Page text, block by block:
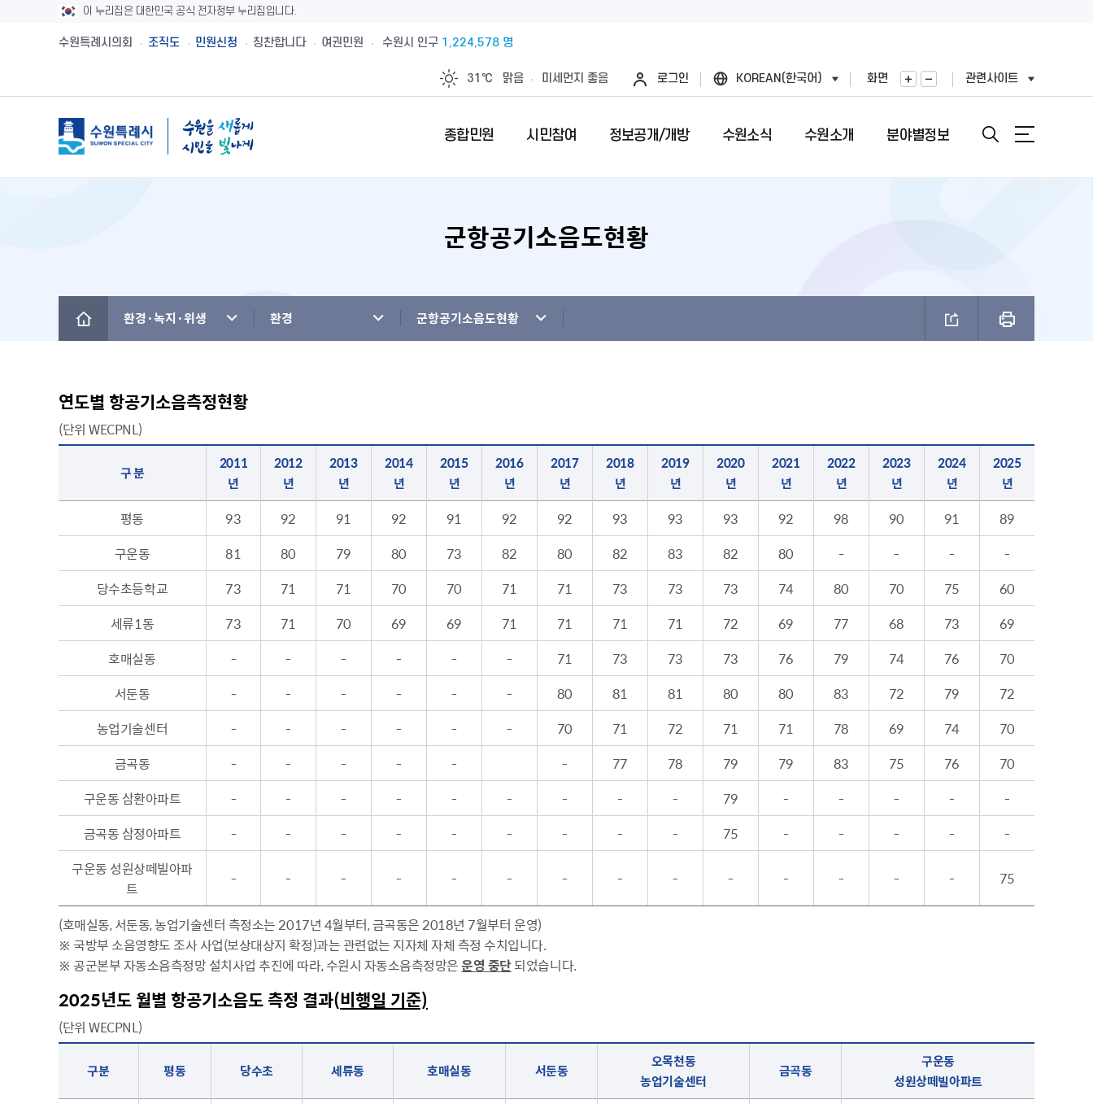
이 누리집은 대한민국 공식 전자정부 누리집입니다.
수원특례시의회 조직도 민원신청 칭찬합니다 여권민원 수원시 인구 1,224,578 명
31℃ 맑음 미세먼지 좋음 로그인 KOREAN(한국어) 화면 관련사이트
메뉴
종합민원
수원시 민원인의 권리와 의무
민원1회방문처리제 안내
여권발급 수수료
정부24(인터넷민원발급)
대법원 전자가족관계등록시스템
휴먼콜센터
수원시 행정정보종합센터
행정서비스헌장
사용전검사 업무안내
사용전검사 관련 자료실
사용전검사 관계 법규
감리원 배치신고 업무 안내
정보통신설비 유지보수·관리 업
무
사용전검사 현황
시민고충처리위원회 소개
시민참여
(구)수원만민광장
제안안내
공직자 부조리 신고센터
위조상품신고안내
정 부정청구 신고센터
은닉재산신고센터
청탁금지법 신고센터
바가지요금 신고안내
인권센터
인권위원회 소개
인권위원회 활동
주민총회
시민배심법정
고향사랑 답례품
고향사랑 기금사업
공지사항
정보공개/개방
예산절감내실을 위한 계약심사실시
청렴자료실
행정재산 관리위탁 현황 공개
시장 업무추진비
인터넷청구
각종서식
접수기관
공공데이터 제공 및 활용
수원통계
수원시 데이터 포털
공공데이터 수요조사
지방공기업이란
지방공기업 현황·경영정보
산하 지방공기업 결산정보
출자·출연기관 현황
출연기관 경영정보
출연기관 결산정보
각 위원회 현황
각 위원회 심의결과
규제개혁
적극행정과 소극행정
수원소식 수원소개
국내자매·우호도시
국제자매·우호도시
특례시란
나무·꽃·새·주 상징종
분야별정보
군항공기소음도현황
환경·녹지·위생 환경 군항공기소음도현황
연도별 항공기소음측정현황
(단위 WECPNL)
구 분
2011
년
2012
년
2013
년
2014
년
2015
년
2016
년
2017
년
2018
년
2019
년
2020
년
2021
년
2022
년
2023
년
2024
년
2025
년
평동 93 92 91 92 91 92 92 93 93 93 92 98 90 91
89
구운동
81 80 79 80 73 82 80 82 83 82 80 - - -
-
당수초등학교
73 71 71 70 70 71 71 73 73 73 74 80 70 75
60
세류1동
73 71 70 69 69 71 71 71 71 72 69 77 68 73
69
호매실동
- - - - - - 71 73 73 73 76 79 74 76
70
서둔동
- - - - - - 80 81 81 80 80 83 72 79
72
농업기술센터
- - - - - - 70 71 72 71 71 78 69 74
70
금곡동
- - - - - - 77 78 79 79 83 75 76
70
구운동 삼환아파트
- - - - - - - - - 79 - - - -
-
금곡동 삼정아파트
- - - - - - - - - 75 - - - -
-
구운동 성원상떼빌아파
트
- - - - - - - - - - - - - - 75
(호매실동, 서둔동, 농업기술센터 측정소는 2017년 4월부터, 금곡동은 2018년 7월부터 운영)
※ 국방부 소음영향도 조사 사업(보상대상지 확정)과는 관련없는 지자체 자체 측정 수치입니다.
※ 공군본부 자동소음측정망 설치사업 추진에 따라, 수원시 자동소음측정망은운영 중단되었습니다.
2025년도 월별 항공기소음도 측정 결과(비행일 기준)
(단위 WECPNL)
구분 평동 당수초 세류동 호매실동 서둔동
오목천동
농업기술센터
금곡동
구운동
성원상떼빌아파트